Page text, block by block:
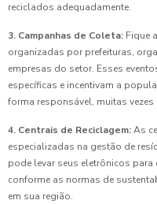
reciclados adequadamente.
3. Campanhas de Coleta: Fique
organizadas por prefeituras,
empresas do setor. Esses
específicas e incentivam a
forma responsável, muitas vezes
4. Centrais de Reciclagem:As
especializadas na gestão de
pode levar seus eletrônicos
conforme as normas de
em sua região.